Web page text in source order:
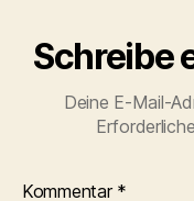
Schreibe
Deine E-Mail-
Kommentar *